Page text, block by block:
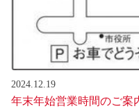
2024.12.19
年末年始営業時間のご